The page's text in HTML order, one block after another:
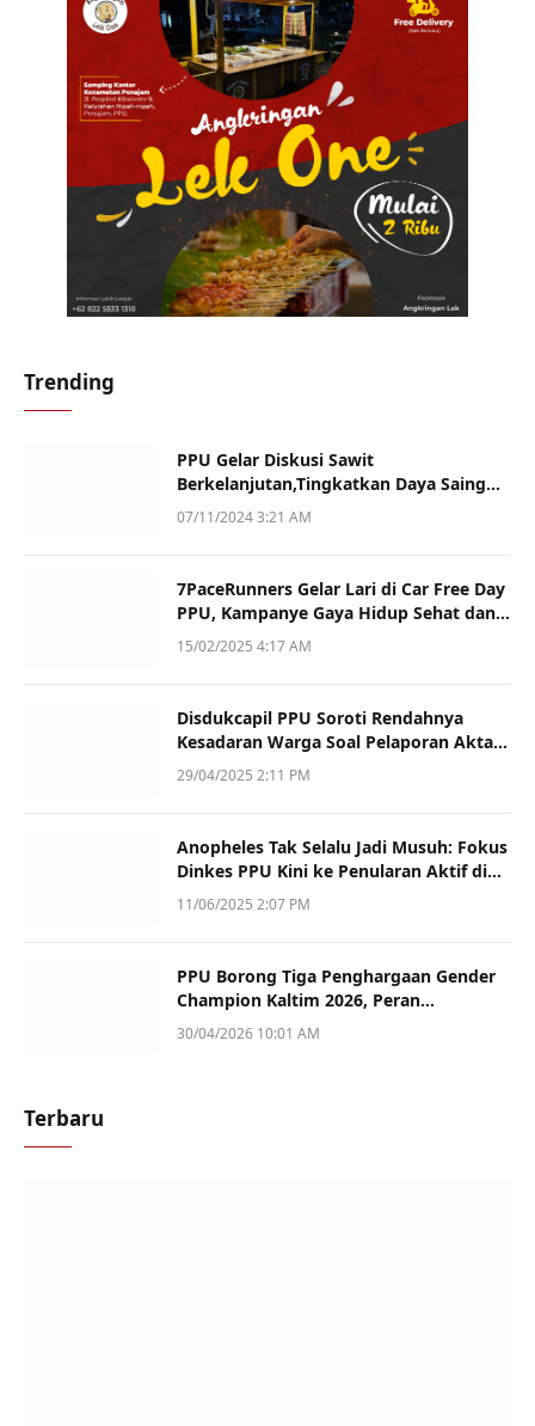
Trending
PPU Gelar Diskusi Sawit
Berkelanjutan,Tingkatkan Daya Saing
dan Kualitas
07/11/2024 3:21 AM
7PaceRunners Gelar Lari di Car Free Day
PPU, Kampanye Gaya Hidup Sehat dan
Dukung UMKM
15/02/2025 4:17 AM
Disdukcapil PPU Soroti Rendahnya
Kesadaran Warga Soal Pelaporan Akta
Kematian
29/04/2025 2:11 PM
Anopheles Tak Selalu Jadi Musuh: Fokus
Dinkes PPU Kini ke Penularan Aktif di
Sotek
11/06/2025 2:07 PM
PPU Borong Tiga Penghargaan Gender
Champion Kaltim 2026, Peran
Perempuan Jadi Sorotan
30/04/2026 10:01 AM
Terbaru